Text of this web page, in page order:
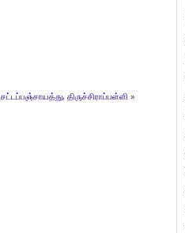
சட்டப்பஞ்சாயத்து, திருச்சிராப்பள்ளி »